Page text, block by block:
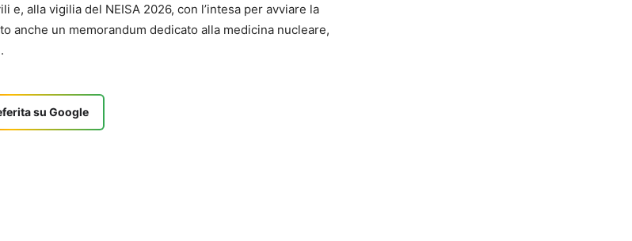
alla vigilia del NEISA 2026, con l’intesa per avviare la
anche un memorandum dedicato alla medicina nucleare,
su Google